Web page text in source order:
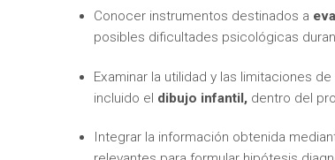
Conocer instrumentos destinados a
posibles dificultades psicológicas
Examinar la utilidad y las limitaciones
incluido el dibujo infantil, dentro del
Integrar la información obtenida